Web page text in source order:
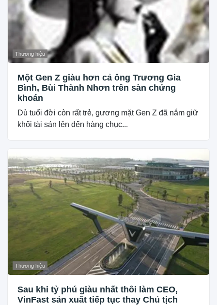
Thương hiệu
Một Gen Z giàu hơn cả ông Trương Gia
Bình, Bùi Thành Nhơn trên sàn chứng
khoán
Dù tuổi đời còn rất trẻ, gương mặt Gen Z đã nắm giữ
khối tài sản lên đến hàng chục...
Thương hiệu
Sau khi tỷ phú giàu nhất thôi làm CEO,
VinFast sản xuất tiếp tục thay Chủ tịch